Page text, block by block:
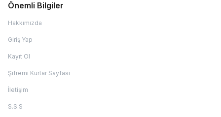
Önemli Bilgiler
Hakkımızda
Giriş Yap
Kayıt Ol
Şifremi Kurtar Sayfası
İletişim
S.S.S